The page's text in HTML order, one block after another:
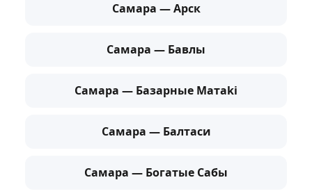
Самара — Арск
Самара — Бавлы
Самара — Базарные Матaki
Самара — Балтаси
Самара — Богатые Сабы